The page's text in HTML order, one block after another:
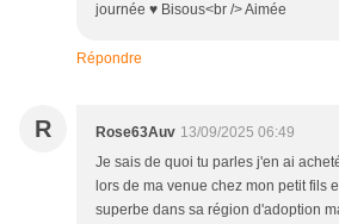
journée ♥ Bisous<br /> Aimée
Répondre
R Rose63Auv 13/09/2025 06:49
Je sais de quoi tu parles j'en ai
lors de ma venue chez mon petit fils
superbe dans sa région d'adoption